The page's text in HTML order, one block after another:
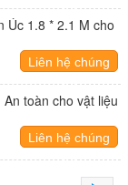
tôi
Úc 1.8 * 2.1 M cho
Liên hệ chúng
tôi
toàn cho vật liệu
Liên hệ chúng
tôi